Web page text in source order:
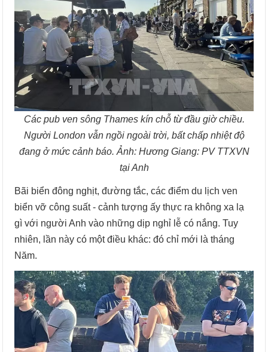
Các pub ven sông Thames kín chỗ từ đầu giờ chiều.
Người London vẫn ngồi ngoài trời, bất chấp nhiệt độ
đang ở mức cảnh báo. Ảnh: Hương Giang: PV TTXVN
tại Anh
Bãi biển đông nghịt, đường tắc, các điểm du lịch ven
biển vỡ công suất - cảnh tượng ấy thực ra không xa lạ
gì với người Anh vào những dịp nghỉ lễ có nắng. Tuy
nhiên, lần này có một điều khác: đó chỉ mới là tháng
Năm.